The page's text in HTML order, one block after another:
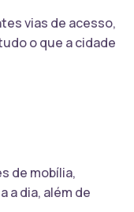
vias de acesso,
o que a cidade
de mobília,
a dia, além de